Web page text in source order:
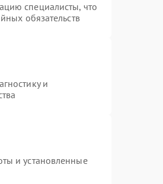
специалисты, что
обязательств
и
и установленные